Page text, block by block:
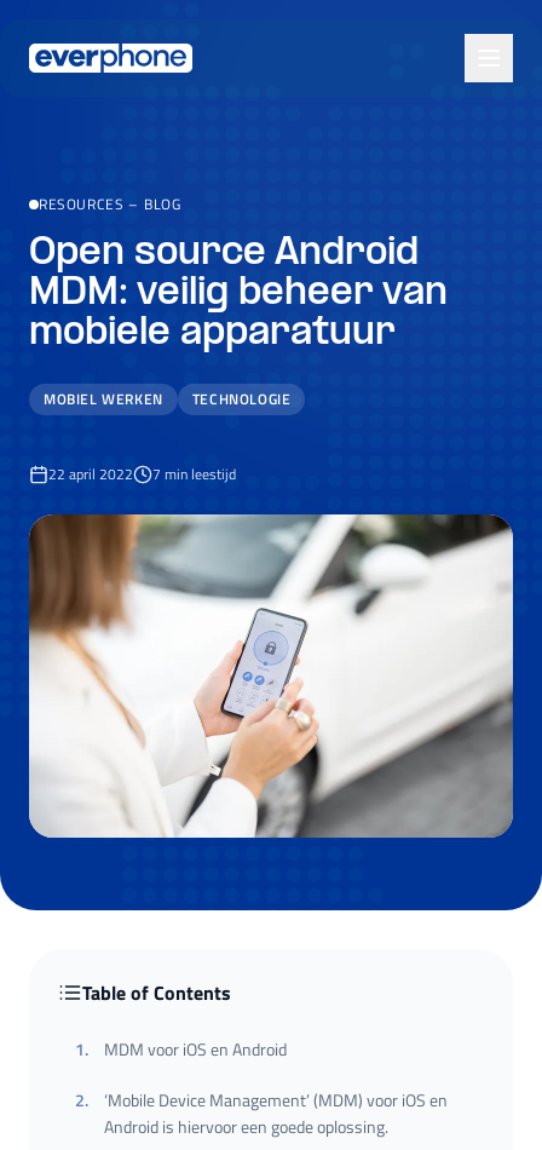
RESOURCES – BLOG
Open source Android
MDM: veilig beheer van
mobiele apparatuur
MOBIEL WERKEN TECHNOLOGIE
22 april 2022 7 min leestijd
Table of Contents
1.
MDM voor iOS en Android
2.
‘Mobile Device Management’ (MDM) voor iOS en
Android is hiervoor een goede oplossing.